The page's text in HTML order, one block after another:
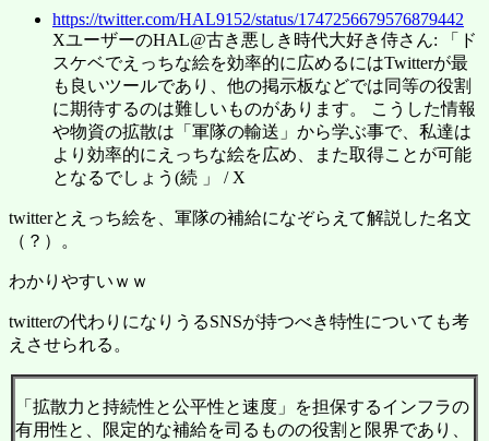
https://twitter.com/HAL9152/status/1747256679576879442
XユーザーのHAL@古き悪しき時代大好き侍さん: 「ド
スケベでえっちな絵を効率的に広めるにはTwitterが最
も良いツールであり、他の掲示板などでは同等の役割
に期待するのは難しいものがあります。 こうした情報
や物資の拡散は「軍隊の輸送」から学ぶ事で、私達は
より効率的にえっちな絵を広め、また取得ことが可能
となるでしょう(続 」 / X
twitterとえっち絵を、軍隊の補給になぞらえて解説した名文
（？）。
わかりやすいｗｗ
twitterの代わりになりうるSNSが持つべき特性についても考
えさせられる。
「拡散力と持続性と公平性と速度」を担保するインフラの
有用性と、限定的な補給を司るものの役割と限界であり、